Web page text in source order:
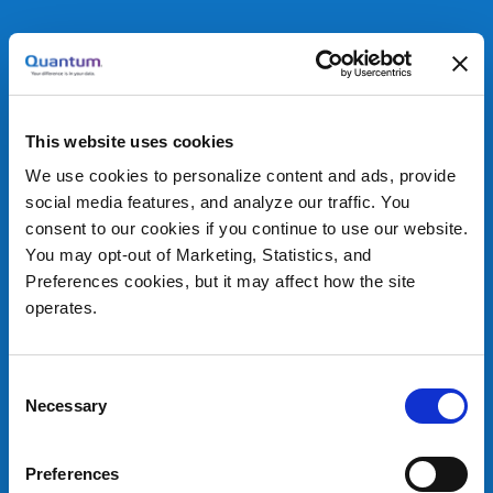
This website uses cookies
We use cookies to personalize content and ads, provide
social media features, and analyze our traffic. You
consent to our cookies if you continue to use our website.
You may opt-out of Marketing, Statistics, and
Preferences cookies, but it may affect how the site
operates.
Selection
Necessary
Preferences
Gratis E-Book: Special
Edition
von Quantum und Veeam
Die Dummies-Reihe von Wiley Brand hat Millionen
Lesern grundlegende Kenntnisse in zahlreichen
Themenfeldern vermittelt. Veeam und Quantum
Protection For Dummies“ entwickelt, das die Basics
hyperkonvergenten Umgebungen im Always-on-